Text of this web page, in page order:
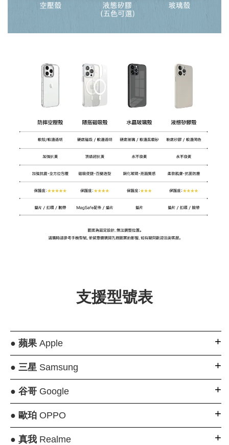
支援型號表
● 蘋果Apple
● 三星Samsung
● 谷哥Google
● 歐珀OPPO
● 真我Realme